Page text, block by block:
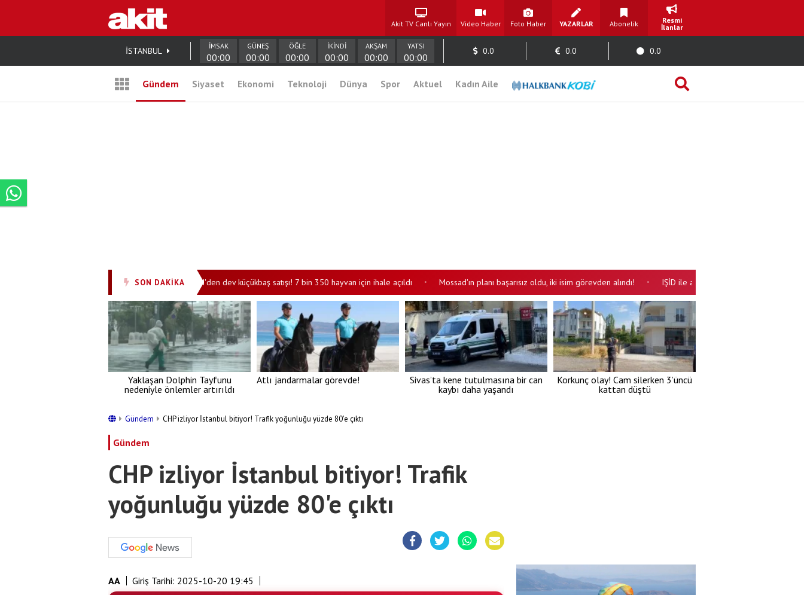
Akit TV Canlı Yayın Video Haber Foto Haber YAZARLAR Abonelik
Resmi
İlanlar
İSTANBUL İMSAK
00:00
GÜNEŞ
00:00
ÖĞLE
00:00
İKİNDİ
00:00
AKŞAM
00:00
YATSI
00:00
0.0 0.0 0.0
Gündem Siyaset Ekonomi Teknoloji Dünya Spor Aktuel Kadın Aile
SON DAKİKA
Avrupa’da kuraklık alarm veriyor! • TİGEM'den dev küçükbaş satışı! 7 bin 350 hayvan için ihale açıldı • Mossad'ın planı başarısız oldu, iki isim görevden alındı! • IŞİD ile alakaları yok iken operasyonda
Yaklaşan Dolphin Tayfunu
nedeniyle önlemler artırıldı
Atlı jandarmalar görevde!
Sivas’ta kene tutulmasına bir can
kaybı daha yaşandı
Korkunç olay! Cam silerken 3’üncü
kattan düştü
Gündem CHP izliyor İstanbul bitiyor! Trafik yoğunluğu yüzde 80'e çıktı
Gündem
CHP izliyor İstanbul bitiyor! Trafik
yoğunluğu yüzde 80'e çıktı
AA Giriş Tarihi: 2025-10-20 19:45